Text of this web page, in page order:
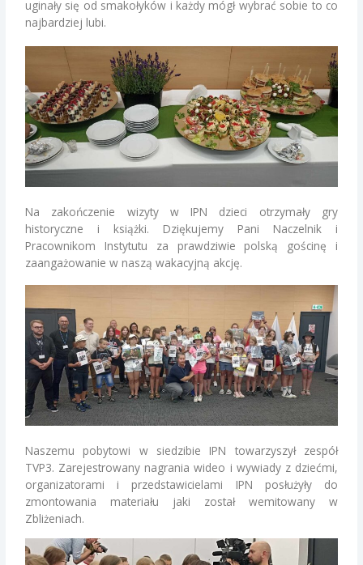
uginały się od smakołyków i każdy mógł wybrać sobie to co
najbardziej lubi.
Na zakończenie wizyty w IPN dzieci otrzymały gry
historyczne i książki. Dziękujemy Pani Naczelnik i
Pracownikom Instytutu za prawdziwie polską gościnę i
zaangażowanie w naszą wakacyjną akcję.
Naszemu pobytowi w siedzibie IPN towarzyszył zespół
TVP3. Zarejestrowany nagrania wideo i wywiady z dziećmi,
organizatorami i przedstawicielami IPN posłużyły do
zmontowania materiału jaki został wemitowany w
Zbliżeniach.